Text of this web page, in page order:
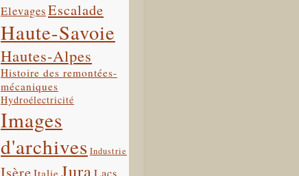
ElevagesEscalade
Haute-Savoie
Hautes-Alpes
Histoire des remontées-
mécaniques
Hydroélectricité
Images
d'archives Industrie
Isère Italie Jura